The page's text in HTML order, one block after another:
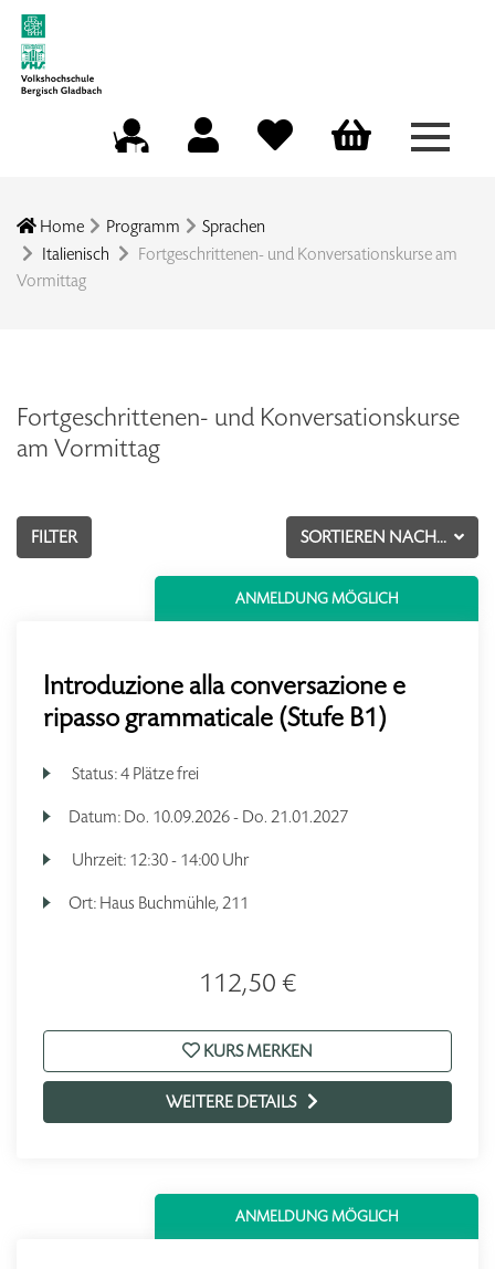
Menü
Home Programm
Sprachen
Italienisch
Fortgeschrittenen- und Konversationskurse am
Vormittag
Fortgeschrittenen- und Konversationskurse
am Vormittag
SORTIEREN NACH...
FILTER
ANMELDUNG MÖGLICH
Introduzione alla conversazione e
ripasso grammaticale (Stufe B1)
Status:4 Plätze frei
Datum: Do. 10.09.2026 - Do. 21.01.2027
Uhrzeit: 12:30 - 14:00 Uhr
Ort: Haus Buchmühle, 211
112,50 €
KURS MERKEN
WEITERE DETAILS
ANMELDUNG MÖGLICH